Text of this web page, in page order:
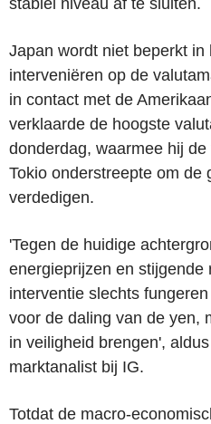
Japan wordt niet beperkt in
interveniëren op de
in contact met de
verklaarde de hoogste
donderdag, waarmee hij
Tokio onderstreepte om de
verdedigen.
'Tegen de huidige
energieprijzen en stijgende
interventie slechts
voor de daling van de yen,
in veiligheid brengen',
marktanalist bij IG.
Totdat de macro-